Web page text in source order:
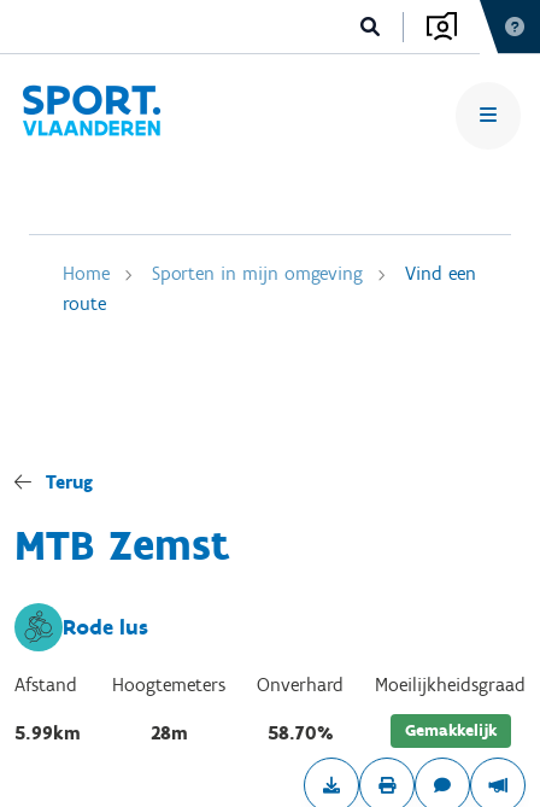
Home Sporten in mijn omgeving
Vind een
route
Terug
MTB Zemst
Rode lus
Afstand
5.99km
Hoogtemeters
28m
Onverhard
58.70%
Moeilijkheidsgraad
Gemakkelijk